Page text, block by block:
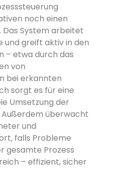
noch einen
System arbeitet
und greift aktiv in den
– etwa durch das
von
bei erkannten
sorgt es für eine
Umsetzung der
überwacht
und
falls Probleme
gesamte Prozess
– effizient, sicher